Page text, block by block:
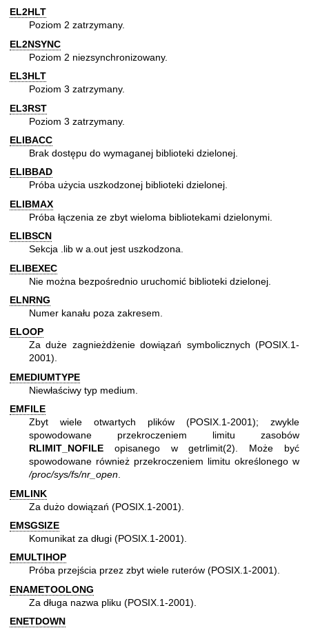
EL2HLT
Poziom 2 zatrzymany.
EL2NSYNC
Poziom 2 niezsynchronizowany.
EL3HLT
Poziom 3 zatrzymany.
EL3RST
Poziom 3 zatrzymany.
ELIBACC
Brak dostępu do wymaganej biblioteki dzielonej.
ELIBBAD
Próba użycia uszkodzonej biblioteki dzielonej.
ELIBMAX
Próba łączenia ze zbyt wieloma bibliotekami dzielonymi.
ELIBSCN
Sekcja .lib w a.out jest uszkodzona.
ELIBEXEC
Nie można bezpośrednio uruchomić biblioteki dzielonej.
ELNRNG
Numer kanału poza zakresem.
ELOOP
Za duże zagnieżdżenie dowiązań symbolicznych (POSIX.1-
2001).
EMEDIUMTYPE
Niewłaściwy typ medium.
EMFILE
Zbyt wiele otwartych plików (POSIX.1-2001); zwykle
spowodowane przekroczeniem limitu zasobów
RLIMIT_NOFILE opisanego wgetrlimit(2) . Może być
spowodowane również przekroczeniem limitu określonego w
/proc/sys/fs/nr_open
EMLINK
Za dużo dowiązań (POSIX.1-2001).
EMSGSIZE
Komunikat za długi (POSIX.1-2001).
EMULTIHOP
Próba przejścia przez zbyt wiele ruterów (POSIX.1-2001).
ENAMETOOLONG
Za długa nazwa pliku (POSIX.1-2001).
ENETDOWN